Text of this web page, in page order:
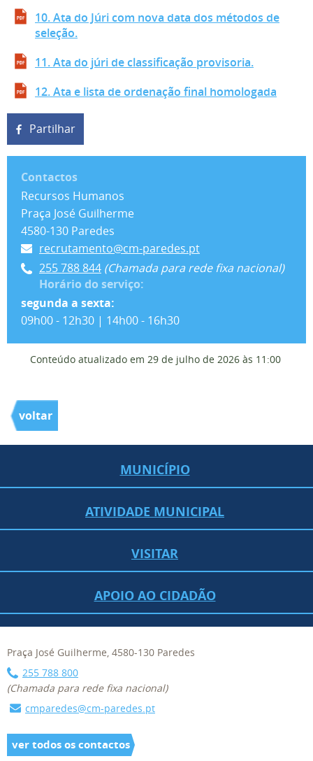
10. Ata do Júri com nova data dos métodos de
seleção.
11. Ata do júri de classificação provisoria.
12. Ata e lista de ordenação final homologada
Partilhar
Contactos
Recursos Humanos
Praça José Guilherme
4580-130 Paredes
recrutamento@cm-paredes.pt
255 788 844 (Chamada para rede fixa nacional)
Horário do serviço:
segunda a sexta:
09h00 - 12h30 | 14h00 - 16h30
Conteúdo atualizado em 29 de julho de 2026 às 11:00
voltar
MUNICÍPIO
ATIVIDADE MUNICIPAL
VISITAR
APOIO AO CIDADÃO
Praça José Guilherme, 4580-130 Paredes
255 788 800
(Chamada para rede fixa nacional)
cmparedes@cm-paredes.pt
ver todos os contactos